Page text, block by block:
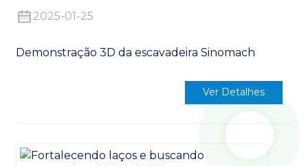
2025-01-25
Demonstração 3D da escavadeira Sinomach
Ver Detalhes